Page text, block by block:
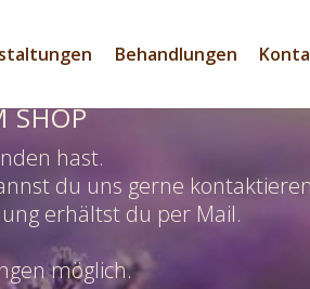
Behandlungen
SHOP
hast.
du uns gerne
erhältst du per Mail.
möglich.